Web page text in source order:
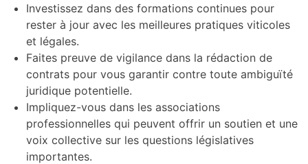
Investissez dans des formations continues pour
rester à jour avec les meilleures pratiques viticoles
et légales.
Faites preuve de vigilance dans la rédaction de
contrats pour vous garantir contre toute ambiguïté
juridique potentielle.
Impliquez-vous dans les associations
professionnelles qui peuvent offrir un soutien et une
voix collective sur les questions législatives
importantes.